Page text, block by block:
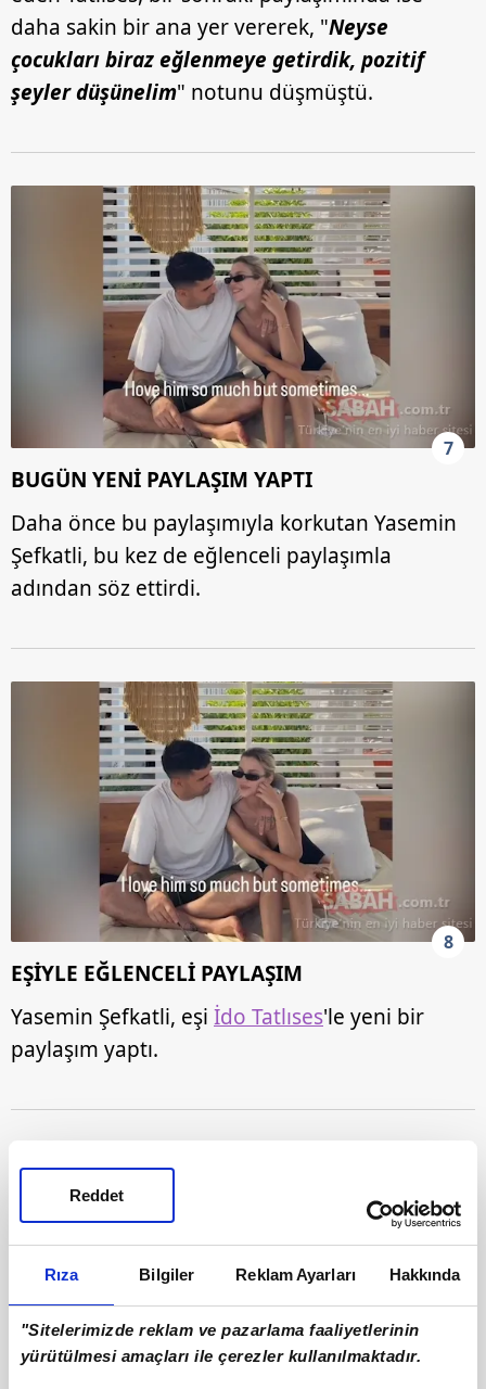
Rıza Bilgiler Reklam Ayarları Hakkında
"Sitelerimizde reklam ve pazarlama faaliyetlerinin
yürütülmesi amaçları ile çerezler kullanılmaktadır.
Reddet
daha sakin bir ana yer vererek, "Neyse
çocukları biraz eğlenmeye getirdik, pozitif
şeyler düşünelim" notunu düşmüştü.
7
BUGÜN YENİ PAYLAŞIM YAPTI
Daha önce bu paylaşımıyla korkutan Yasemin
Şefkatli, bu kez de eğlenceli paylaşımla
adından söz ettirdi.
8
EŞİYLE EĞLENCELİ PAYLAŞIM
Yasemin Şefkatli, eşi İdo Tatlıses'le yeni bir
paylaşım yaptı.